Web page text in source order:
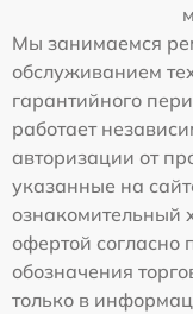
Мы занимаемся
обслуживанием
гарантийного
работает
авторизации от
указанные на
ознакомительный
офертой согласно
обозначения
только в